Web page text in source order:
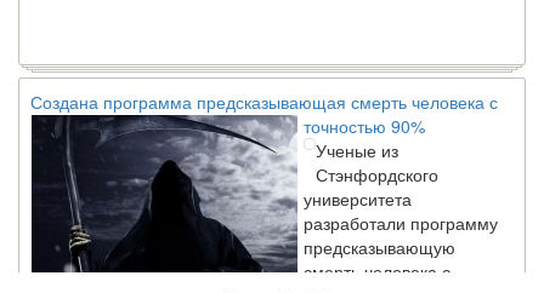
Создана программа предсказывающая смерть человека с
точностью 90%
Ученые из
Стэнфордского
университета
разработали программу
предсказывающую
смерть человека с
высокой точностью.